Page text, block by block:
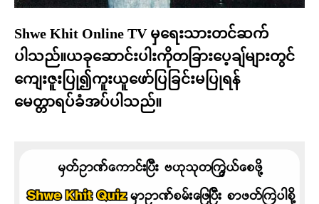
Shwe Khit Online TV မှရေးသားတင်ဆက်
ပါသည်။ယခုဆောင်းပါးကိုတခြားပေ့ချ်များတွင်
ကျေးဇူးပြု၍ကူးယူဖော်ပြခြင်းမပြုရန်
မေတ္တာရပ်ခံအပ်ပါသည်။